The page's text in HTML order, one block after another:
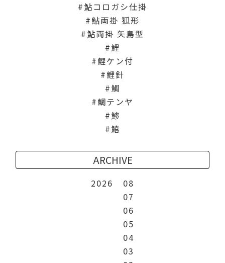
鮎コロガシ仕掛
鮎両掛 狐形
鮎両掛 矢島型
鯉
鯉ケン付
鯉針
鯛
鯛テンヤ
鯵
鱚
ARCHIVE
2026
08
07
06
05
04
03